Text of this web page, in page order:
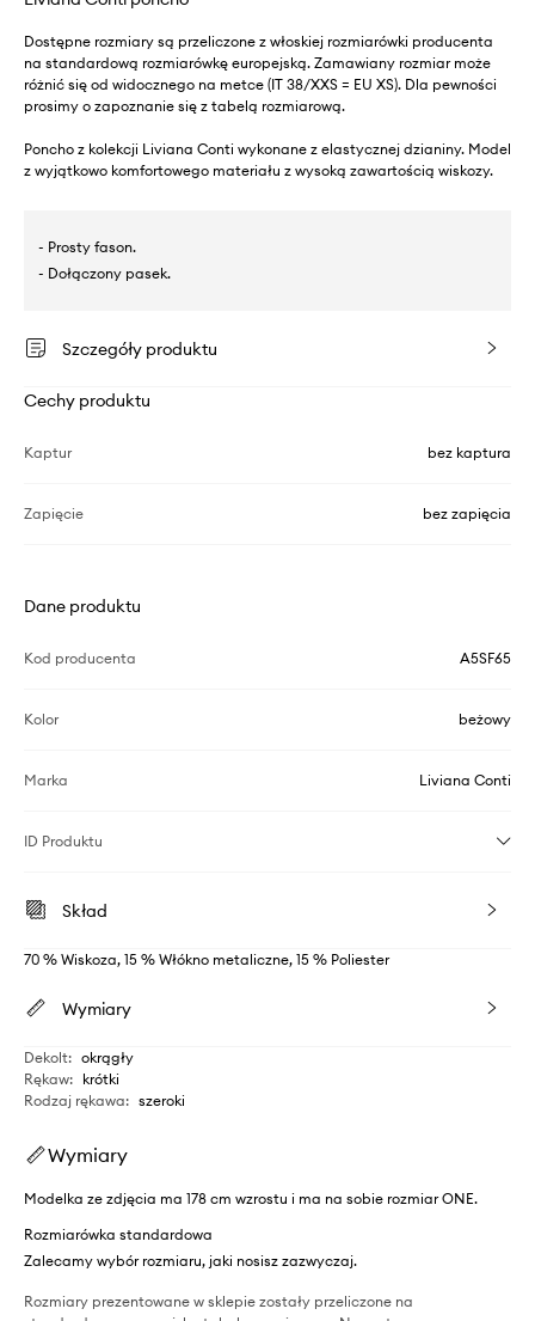
Dostępne rozmiary są przeliczone z włoskiej rozmiarówki producenta
na standardową rozmiarówkę europejską. Zamawiany rozmiar może
różnić się od widocznego na metce (IT 38/XXS = EU XS). Dla pewności
prosimy o zapoznanie się z tabelą rozmiarową.
Poncho z kolekcji Liviana Conti wykonane z elastycznej dzianiny. Model
z wyjątkowo komfortowego materiału z wysoką zawartością wiskozy.
- Prosty fason.
- Dołączony pasek.
Szczegóły produktu
Cechy produktu
Kaptur bez kaptura
Zapięcie bez zapięcia
Dane produktu
Kod producenta A5SF65
Kolor beżowy
Marka Liviana Conti
ID Produktu
Skład
70 % Wiskoza, 15 % Włókno metaliczne, 15 % Poliester
Wymiary
Dekolt: okrągły
Rękaw: krótki
Rodzaj rękawa: szeroki
Wymiary
Modelka ze zdjęcia ma 178 cm wzrostu i ma na sobie rozmiar ONE.
Rozmiarówka standardowa
Zalecamy wybór rozmiaru, jaki nosisz zazwyczaj.
Rozmiary prezentowane w sklepie zostały przeliczone na